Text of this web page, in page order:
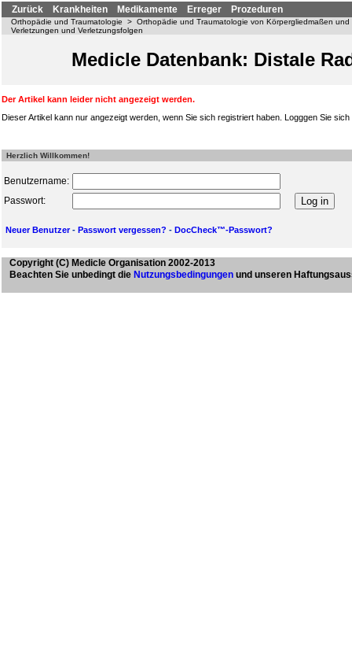
Zurück Krankheiten Medikamente Erreger Prozeduren
Orthopädie und Traumatologie > Orthopädie und Traumatologie von Körpergliedmaßen und
Verletzungen und Verletzungsfolgen
Medicle Datenbank: Distale
Der Artikel kann leider nicht angezeigt werden.
Dieser Artikel kann nur angezeigt werden, wenn Sie sich registriert haben. Logggen Sie
Herzlich Willkommen!
Benutzername:
Passwort:
Neuer Benutzer- Passwort vergessen? - DocCheck™-Passwort?
Copyright (C) Medicle Organisation 2002-2013
Beachten Sie unbedingt die Nutzungsbedingungen und unseren